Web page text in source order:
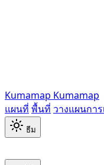
Kumamap Kumamap
แผนที่ พื้นที่ วางแผนกา
ธีม